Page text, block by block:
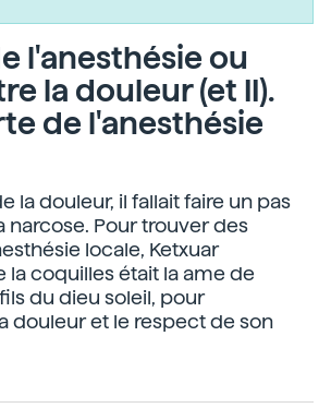
l'anesthésie ou
la douleur (et II).
de l'anesthésie
la douleur, il fallait faire un pas
narcose. Pour trouver des
locale, Ketxuar
la coquilles était la ame de
du dieu soleil, pour
douleur et le respect de son